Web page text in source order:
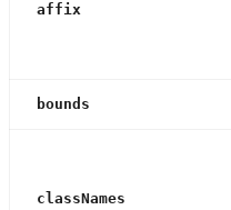
affix
bounds
classNames